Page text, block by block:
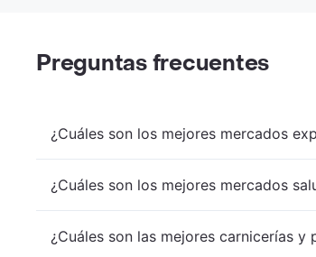
Preguntas frecuentes
¿Cuáles son los mejores mercados
¿Cuáles son los mejores mercados
¿Cuáles son las mejores carnicerías